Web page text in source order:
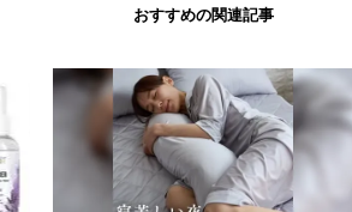
おすすめの関連記事